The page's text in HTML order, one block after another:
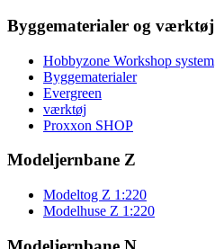
Byggematerialer og værktøj
Hobbyzone Workshop system
Byggematerialer
Evergreen
værktøj
Proxxon SHOP
Modeljernbane Z
Modeltog Z 1:220
Modelhuse Z 1:220